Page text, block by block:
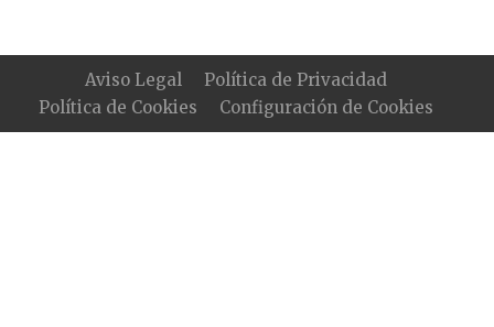
Aviso Legal
Política de Privacidad
Política de Cookies
Configuración de Cookies